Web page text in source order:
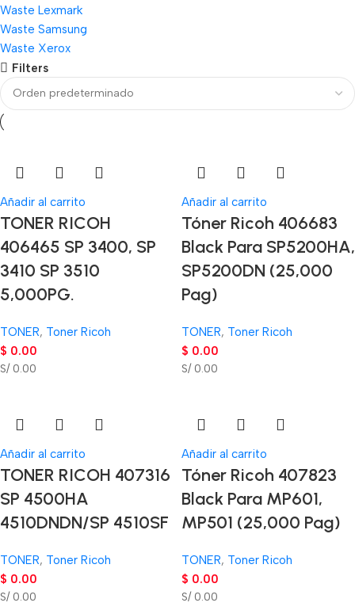
Waste Lexmark
Waste Samsung
Waste Xerox
Filters
Añadir al carrito
TONER RICOH
406465 SP 3400, SP
3410 SP 3510
5,000PG.
TONER, Toner Ricoh
$ 0.00
S/ 0.00
Añadir al carrito
Tóner Ricoh 406683
Black Para SP5200HA,
SP5200DN (25,000
Pag)
TONER, Toner Ricoh
$ 0.00
S/ 0.00
Añadir al carrito
TONER RICOH 407316
SP 4500HA
4510DNDN/SP 4510SF
TONER, Toner Ricoh
$ 0.00
S/ 0.00
Añadir al carrito
Tóner Ricoh 407823
Black Para MP601,
MP501 (25,000 Pag)
TONER, Toner Ricoh
$ 0.00
S/ 0.00